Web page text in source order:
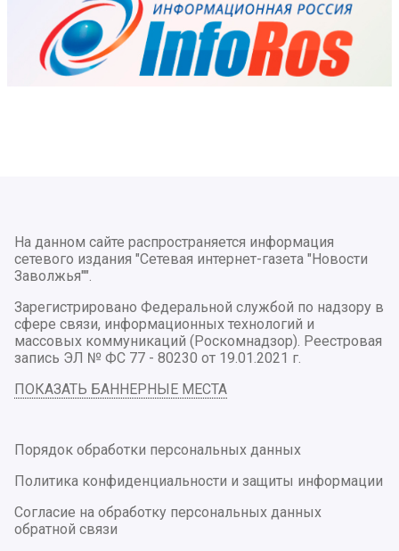
На данном сайте распространяется информация
сетевого издания "Сетевая интернет-газета "Новости
Заволжья"".
Зарегистрировано Федеральной службой по надзору в
сфере связи, информационных технологий и
массовых коммуникаций (Роскомнадзор). Реестровая
запись ЭЛ № ФС 77 - 80230 от 19.01.2021 г.
ПОКАЗАТЬ БАННЕРНЫЕ МЕСТА
Порядок обработки персональных данных
Политика конфиденциальности и защиты информации
Согласие на обработку персональных данных
обратной связи